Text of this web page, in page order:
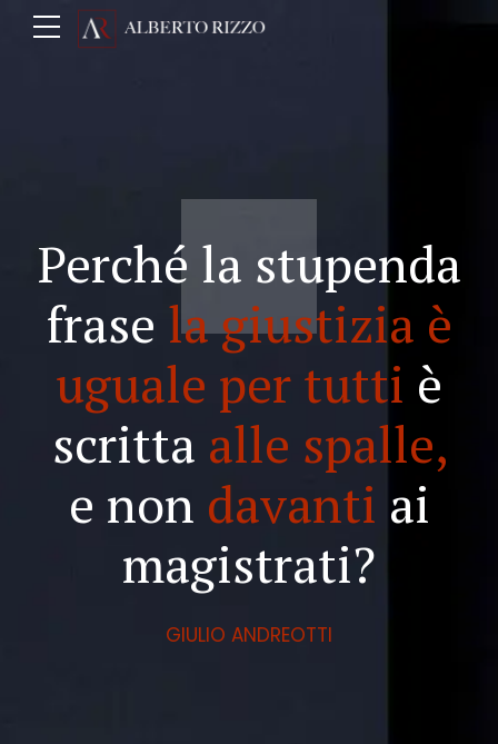
Perché la stupenda
frase la giustizia è
uguale per tutti è
scritta alle spalle,
e non davanti ai
magistrati?
GIULIO ANDREOTTI